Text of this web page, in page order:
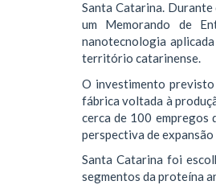
Santa Catarina.
um Memorando de
nanotecnologia
território catarinense.
O investimento
fábrica voltada à
cerca de 100 empregos
perspectiva de
Santa Catarina foi
segmentos da proteína